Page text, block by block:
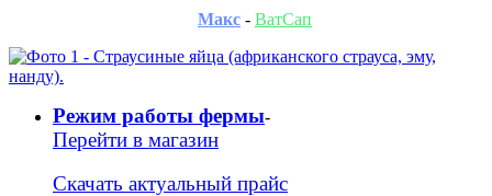
Макс - ВатСап
Режим работы фермы-
Перейти в магазин
Скачать актуальный прайс